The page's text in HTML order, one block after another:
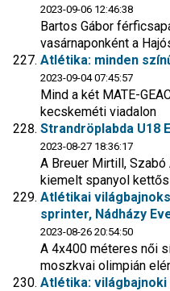
2023-09-06 12:46:38
Bartos Gábor
vasárnaponként a
Atlétika: minden
2023-09-04 07:45:57
Mind a két MATE-
kecskeméti viadalon
Strandröplabda U18
2023-08-27 18:36:17
A Breuer Mirtill,
kiemelt spanyol
Atlétikai
sprinter, Nádházy
2023-08-26 20:54:50
A 4x400 méteres női
moszkvai olimpián
Atlétika: világbajnoki